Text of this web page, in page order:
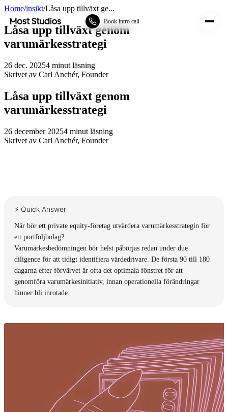
Most Studios Book intro call
Home/insikt/Låsa upp tillväxt ge...
Låsa upp tillväxt genom
varumärkesstrategi
26 dec. 20254 minut läsning
Skrivet av Carl Anchér, Founder
Låsa upp tillväxt genom
varumärkesstrategi
26 december 20254 minut läsning
Skrivet av Carl Anchér, Founder
⚡ Quick Answer
När bör ett private equity-företag utvärdera varumärkesstrategin för
ett portföljbolag?
Varumärkesbedömningen bör helst påbörjas redan under due
diligence för att tidigt identifiera värdedrivare. De första 90 till 180
dagarna efter förvärvet är ofta det optimala fönstret för att
genomföra varumärkesinitiativ, innan operationella förändringar
hinner bli inrotade.